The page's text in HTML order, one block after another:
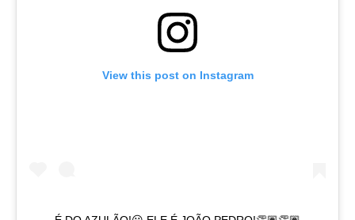
View this post on Instagram